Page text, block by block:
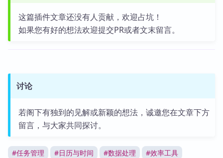
这篇插件文章还没有人贡献，欢迎占坑！
如果您有好的想法欢迎提交PR或者文末留言。
讨论
若阁下有独到的见解或新颖的想法，诚邀您在文章下方
留言，与大家共同探讨。
#任务管理 #日历与时间 #数据处理 #效率工具